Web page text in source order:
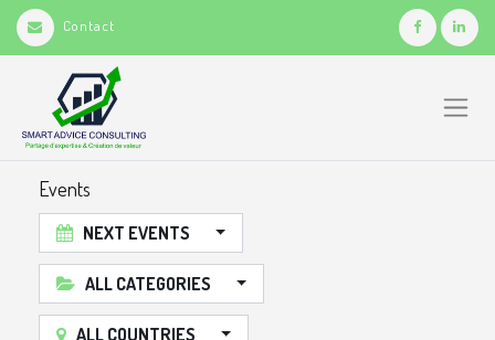
Contact
Events
NEXT EVENTS
ALL CATEGORIES
ALL COUNTRIES